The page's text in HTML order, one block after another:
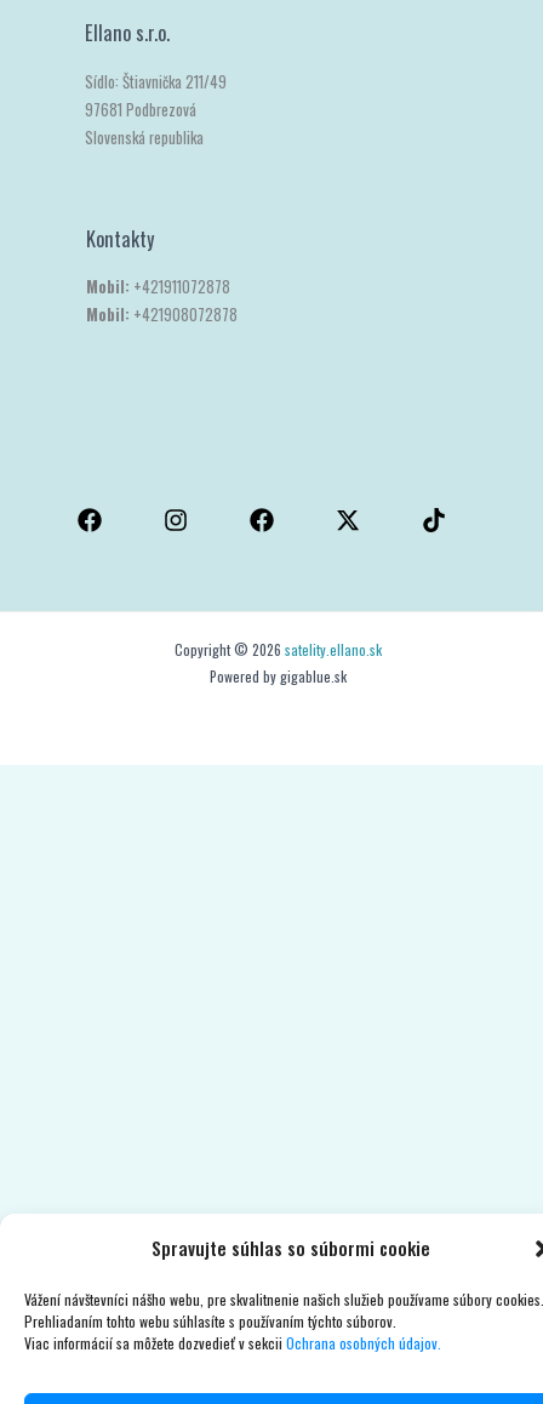
Spravujte súhlas so súbormi cookie
Vážení návštevníci nášho webu, pre skvalitnenie našich služieb používame súbory cookies.
Prehliadaním tohto webu súhlasíte s používaním týchto súborov.
Viac informácií sa môžete dozvedieť v sekcii Ochrana osobných údajov.
Ellano s.r.o.
Sídlo: Štiavnička 211/49
97681 Podbrezová
Slovenská republika
Kontakty
Mobil: +421911072878
Mobil: +421908072878
Copyright © 2026 satelity.ellano.sk
Powered by gigablue.sk